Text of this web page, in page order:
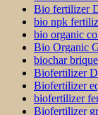
Bio fertilizer
bio npk
bio organic
Bio Organic
biochar
Biofertilizer
Biofertilizer
biofertilizer
Biofertilizer